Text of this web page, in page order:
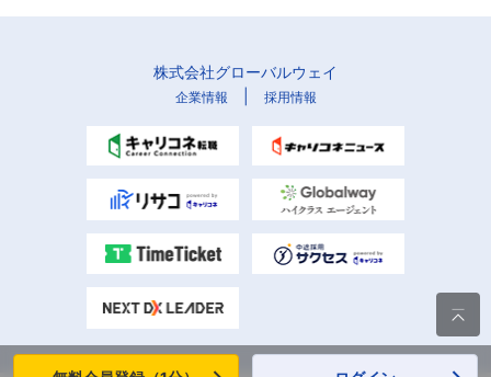
株式会社グローバルウェイ
企業情報 採用情報
